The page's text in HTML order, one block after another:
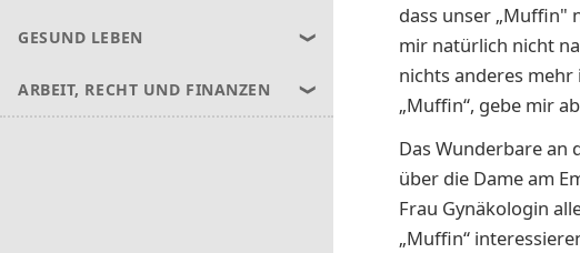
GESUND LEBEN
ARBEIT, RECHT UND FINANZEN
dass unser „Muffin"
mir natürlich nicht
nichts anderes
„Muffin“, gebe mir
Das Wunderbare an
über die Dame am
Frau Gynäkologin
„Muffin“